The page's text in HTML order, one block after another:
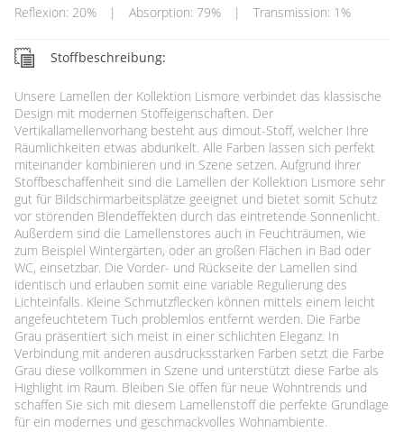
Reflexion: 20%
| Absorption: 79% | Transmission: 1%
Stoffbeschreibung:
Unsere Lamellen der Kollektion Lismore verbindet das klassische
Design mit modernen Stoffeigenschaften. Der
Vertikallamellenvorhang besteht aus dimout-Stoff, welcher Ihre
Räumlichkeiten etwas abdunkelt. Alle Farben lassen sich perfekt
miteinander kombinieren und in Szene setzen. Aufgrund ihrer
Stoffbeschaffenheit sind die Lamellen der Kollektion Lismore sehr
gut für Bildschirmarbeitsplätze geeignet und bietet somit Schutz
vor störenden Blendeffekten durch das eintretende Sonnenlicht.
Außerdem sind die Lamellenstores auch in Feuchträumen, wie
zum Beispiel Wintergärten, oder an großen Flächen in Bad oder
WC, einsetzbar. Die Vorder- und Rückseite der Lamellen sind
identisch und erlauben somit eine variable Regulierung des
Lichteinfalls. Kleine Schmutzflecken können mittels einem leicht
angefeuchtetem Tuch problemlos entfernt werden. Die Farbe
Grau präsentiert sich meist in einer schlichten Eleganz. In
Verbindung mit anderen ausdrucksstarken Farben setzt die Farbe
Grau diese vollkommen in Szene und unterstützt diese Farbe als
Highlight im Raum. Bleiben Sie offen für neue Wohntrends und
schaffen Sie sich mit diesem Lamellenstoff die perfekte Grundlage
für ein modernes und geschmackvolles Wohnambiente.